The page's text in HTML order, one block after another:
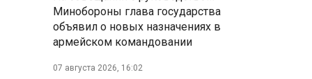
Хотите «собирать сливки» в
городах — отвечайте и за
отдалённые деревни
Минобороны РФ: установлен
Минобороны глава государства
объявил о новых назначениях в
армейском командовании
07 августа 2026, 16:02